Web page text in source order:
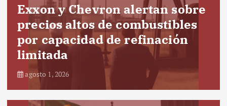
Exxon y Chevron alertan sobre
precios altos de combustibles
por capacidad de refinación
limitada
agosto 1, 2026